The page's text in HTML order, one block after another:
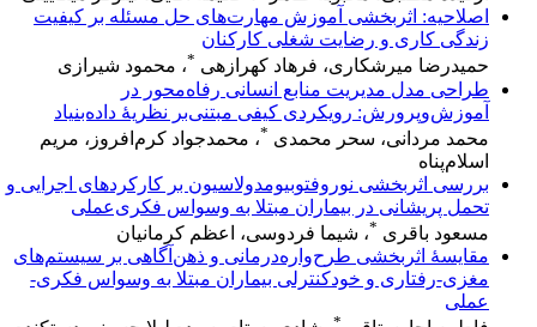
اصلاحیه: اثربخشی آموزش مهارت‌های حل مسئله بر کیفیت
زندگی کاری و رضایت شغلی کارکنان
حمیدرضا میرشکاری، فرهاد کهرازهی * ، محمود شیرازی
طراحی مدل مدیریت منابع انسانی رفاه‌محور در
آموزش‌وپرورش: رویکردی کیفی مبتنی‌بر نظریهٔ داده‌بنیاد
محمد مردانی، سحر محمدی *، محمدجواد کرم‌افروز، مریم
اسلام‌پناه
بررسی اثربخشی نوروفتوبیومدولاسیون بر کارکردهای اجرایی و
تحمل پریشانی در بیماران مبتلا به وسواس فکری‌عملی
مسعود باقری *، شیما فردوسی، اعظم کرمانیان
مقایسهٔ اثربخشی طرح‌واره‌درمانی و ذهن‌آگاهی بر سیستم‌های
مغزی-رفتاری و خودکنترلی بیماران مبتلا به وسواس فکری-
عملی
*